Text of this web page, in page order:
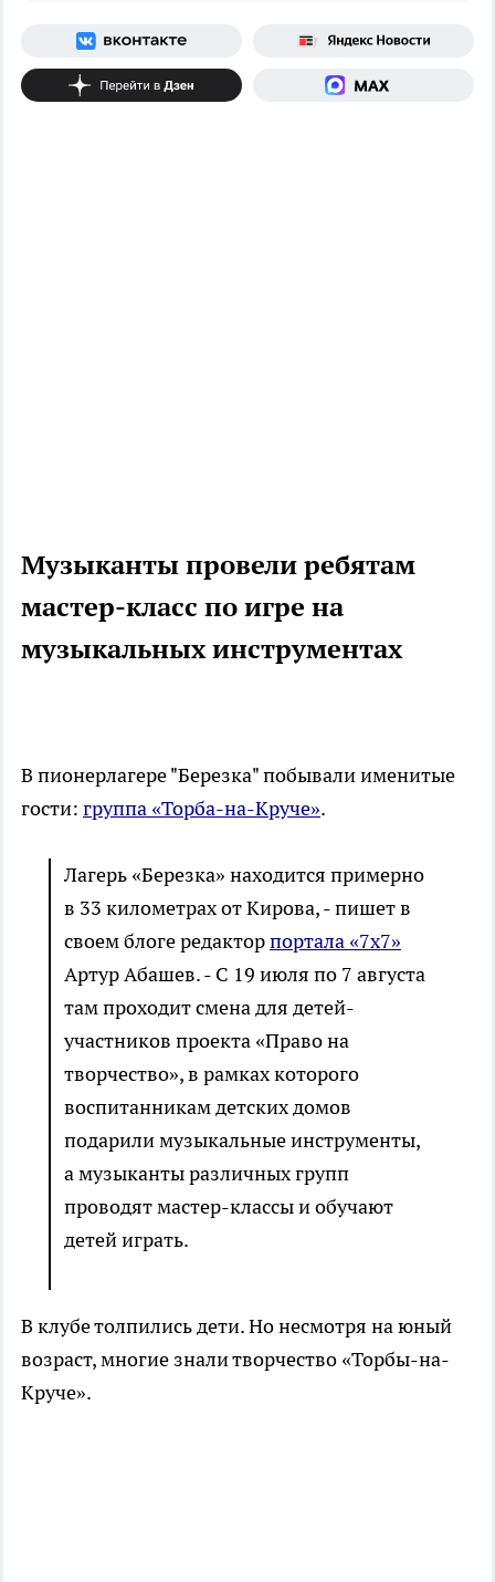
Музыканты провели ребятам
мастер-класс по игре на
музыкальных инструментах
В пионерлагере "Березка" побывали именитые
гости: группа «Торба-на-Круче».
Лагерь «Березка» находится примерно
в 33 километрах от Кирова, - пишет в
своем блоге редакторпортала «7х7»
Артур Абашев. - С 19 июля по 7 августа
там проходит смена для детей-
участников проекта «Право на
творчество», в рамках которого
воспитанникам детских домов
подарили музыкальные инструменты,
а музыканты различных групп
проводят мастер-классы и обучают
детей играть.
В клубе толпились дети. Но несмотря на юный
возраст, многие знали творчество «Торбы-на-
Круче».